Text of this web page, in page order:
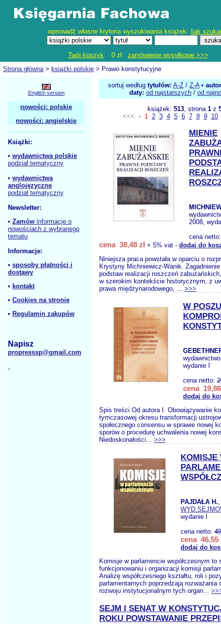
wprowadź własne kryteria wyszukiwania książek: (jak
Twój koszyk: 0 zł zamówienie wysyłkowe >>>
Strona główna> książki polskie > Prawo konstytucyjne
English version
nowości: polskie
nowości: angielskie
Książki:
• wydawnictwa polskie
podział tematyczny
• wydawnictwa
anglojęzyczne
podział tematyczny
Newsletter:
• Zamów informacje o
nowościach z wybranego
tematu
Informacje:
• sposoby płatności i
dostawy
• kontakt
• Cookies na stronie
• Regulamin zakupów
Napisz
propresssp@gmail.com
sortuj według tytułów: A-Z / Z-A•
daty: od najstarszych / od
książek: 513, strona 1z
<<< - 1 2 3 4 5 6 7 8 9 10
MIENIE
2008,
cena
cena 38,48 zł + 5% vat - dodaj do
Niniejsza praca powstała w oparciu o
Krystyny Michniewicz-Wanik.
podstaw realizacji roszczeń
w szerokim kontekście historycznym, z
prawa międzynarodowego, ... >>>
W
wydanie I
cena netto:
cena 19,86
dodaj do
Spis treści Od autora I. Obowiązywanie
tymczasowej okresu transformacji
społecznego consensu w sprawie nowej
sporów o procedurę uchwalenia nowej
Niedoskonałości... >>>
KOMISJE
PAJDAŁA H.
wydanie I
cena netto:
cena 46,55
dodaj do
Komisje w parlamencie współczesnym to
funkcjonowaniu i organizacji komisji
Analizę współczesnego kształtu, roli i
parlamentarnych poprzedzają rozważania
rozwoju instytucjonalnym tych organ...
SEJM I SENAT W
ROKU POWSTAWANIE